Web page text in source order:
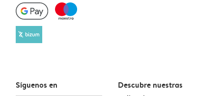
Síguenos en
Descubre nuestras